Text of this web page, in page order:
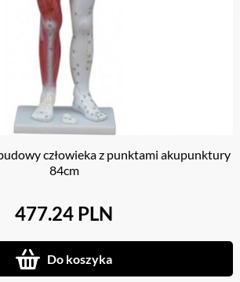
człowieka z punktami akupunktury
84cm
477.24 PLN
Do koszyka